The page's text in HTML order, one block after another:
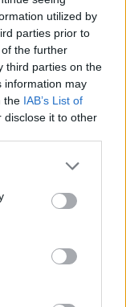
utilized by
parties prior to
the further
third parties on the
information may
the IAB’s List of
disclose it to other
«Την αγαπώ
λάθος»
απαντά
οι σχέσεις